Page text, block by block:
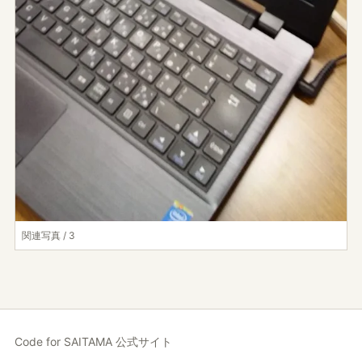
関連写真 / 3
Code for SAITAMA 公式サイト